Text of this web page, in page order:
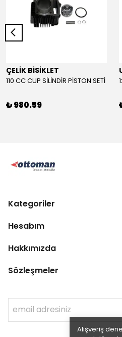
Alışveriş
ÇELİK BİSİKLET
110 CC CUP SİLİNDİR PİSTON SETİ
₺ 980.59
Kategoriler
Hesabım
Hakkımızda
Sözleşmeler